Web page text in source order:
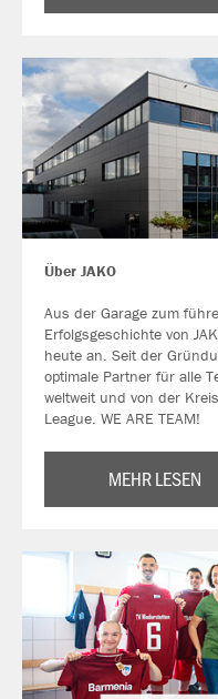
Über JAKO
Aus der Garage zum
Erfolgsgeschichte von
heute an. Seit der
optimale Partner für alle
weltweit und von der
League. WE ARE TEAM!
MEHR LESEN